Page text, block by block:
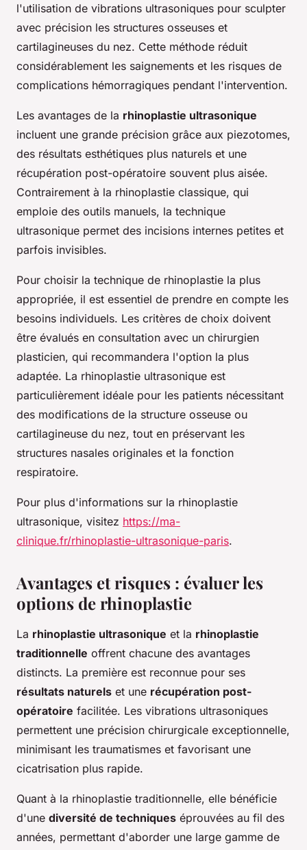
l'utilisation de vibrations ultrasoniques pour sculpter
avec précision les structures osseuses et
cartilagineuses du nez. Cette méthode réduit
considérablement les saignements et les risques de
complications hémorragiques pendant l'intervention.
Les avantages de la rhinoplastie ultrasonique
incluent une grande précision grâce aux piezotomes,
des résultats esthétiques plus naturels et une
récupération post-opératoire souvent plus aisée.
Contrairement à la rhinoplastie classique, qui
emploie des outils manuels, la technique
ultrasonique permet des incisions internes petites et
parfois invisibles.
Pour choisir la technique de rhinoplastie la plus
appropriée, il est essentiel de prendre en compte les
besoins individuels. Les critères de choix doivent
être évalués en consultation avec un chirurgien
plasticien, qui recommandera l'option la plus
adaptée. La rhinoplastie ultrasonique est
particulièrement idéale pour les patients nécessitant
des modifications de la structure osseuse ou
cartilagineuse du nez, tout en préservant les
structures nasales originales et la fonction
respiratoire.
Pour plus d'informations sur la rhinoplastie
ultrasonique, visitez https://ma-
clinique.fr/rhinoplastie-ultrasonique-paris.
Avantages et risques : évaluer les
options de rhinoplastie
La rhinoplastie ultrasonique et la rhinoplastie
traditionnelle offrent chacune des avantages
distincts. La première est reconnue pour ses
résultats naturels et une récupération post-
opératoire facilitée. Les vibrations ultrasoniques
permettent une précision chirurgicale exceptionnelle,
minimisant les traumatismes et favorisant une
cicatrisation plus rapide.
Quant à la rhinoplastie traditionnelle, elle bénéficie
d'une diversité de techniques éprouvées au fil des
années, permettant d'aborder une large gamme de